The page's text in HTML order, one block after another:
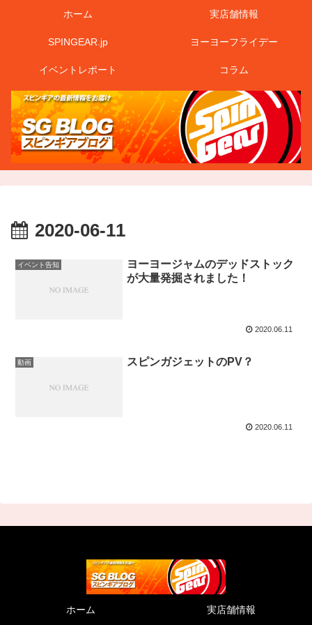
ホーム 実店舗情報
SPINGEAR.jp ヨーヨーフライデー
イベントレポート コラム
2020-06-11
イベント告知
ヨーヨージャムのデッドストック
が大量発掘されました！
2020.06.11
動画 スピンガジェットのPV？
2020.06.11
ホーム
実店舗情報